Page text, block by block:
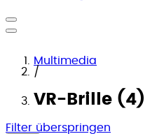
Multimedia
/
VR-Brille (4)
Filter überspringen